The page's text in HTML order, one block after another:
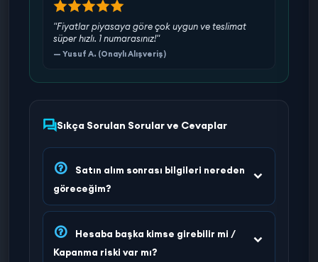
"Fiyatlar piyasaya göre çok uygun ve teslimat
süper hızlı. 1 numarasınız!"
— Yusuf A. (Onaylı Alışveriş)
Sıkça Sorulan Sorular ve Cevaplar
Satın alım sonrası bilgileri nereden
göreceğim?
Hesaba başka kimse girebilir mi /
Kapanma riski var mı?